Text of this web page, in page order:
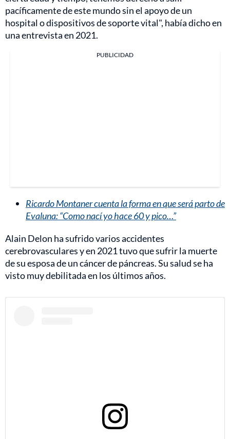
pacíficamente de este mundo sin el apoyo de un
hospital o dispositivos de soporte vital", había dicho en
una entrevista en 2021.
PUBLICIDAD
Ricardo Montaner cuenta la forma en que será parto de
Evaluna: “Como nací yo hace 60 y pico…”
Alain Delon ha sufrido varios accidentes
cerebrovasculares y en 2021 tuvo que sufrir la muerte
de su esposa de un cáncer de páncreas. Su salud se ha
visto muy debilitada en los últimos años.